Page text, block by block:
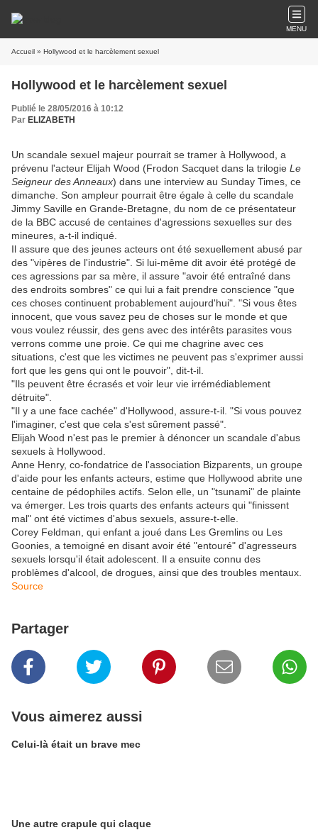
MENU
Accueil » Hollywood et le harcèlement sexuel
Hollywood et le harcèlement sexuel
Publié le 28/05/2016 à 10:12
Par ELIZABETH
Un scandale sexuel majeur pourrait se tramer à Hollywood, a
prévenu l'acteur Elijah Wood (Frodon Sacquet dans la trilogie Le
Seigneur des Anneaux) dans une interview au Sunday Times, ce
dimanche. Son ampleur pourrait être égale à celle du scandale
Jimmy Saville en Grande-Bretagne, du nom de ce présentateur
de la BBC accusé de centaines d'agressions sexuelles sur des
mineures, a-t-il indiqué.
Il assure que des jeunes acteurs ont été sexuellement abusé par
des "vipères de l'industrie". Si lui-même dit avoir été protégé de
ces agressions par sa mère, il assure "avoir été entraîné dans
des endroits sombres" ce qui lui a fait prendre conscience "que
ces choses continuent probablement aujourd'hui". "Si vous êtes
innocent, que vous savez peu de choses sur le monde et que
vous voulez réussir, des gens avec des intérêts parasites vous
verrons comme une proie. Ce qui me chagrine avec ces
situations, c'est que les victimes ne peuvent pas s'exprimer aussi
fort que les gens qui ont le pouvoir", dit-t-il.
"Ils peuvent être écrasés et voir leur vie irrémédiablement
détruite".
"Il y a une face cachée" d'Hollywood, assure-t-il. "Si vous pouvez
l'imaginer, c'est que cela s'est sûrement passé".
Elijah Wood n'est pas le premier à dénoncer un scandale d'abus
sexuels à Hollywood.
Anne Henry, co-fondatrice de l'association Bizparents, un groupe
d'aide pour les enfants acteurs, estime que Hollywood abrite une
centaine de pédophiles actifs. Selon elle, un "tsunami" de plainte
va émerger. Les trois quarts des enfants acteurs qui "finissent
mal" ont été victimes d'abus sexuels, assure-t-elle.
Corey Feldman, qui enfant a joué dans Les Gremlins ou Les
Goonies, a temoigné en disant avoir été "entouré" d'agresseurs
sexuels lorsqu'il était adolescent. Il a ensuite connu des
problèmes d'alcool, de drogues, ainsi que des troubles mentaux.
Source
Partager
Vous aimerez aussi
Celui-là était un brave mec
Une autre crapule qui claque